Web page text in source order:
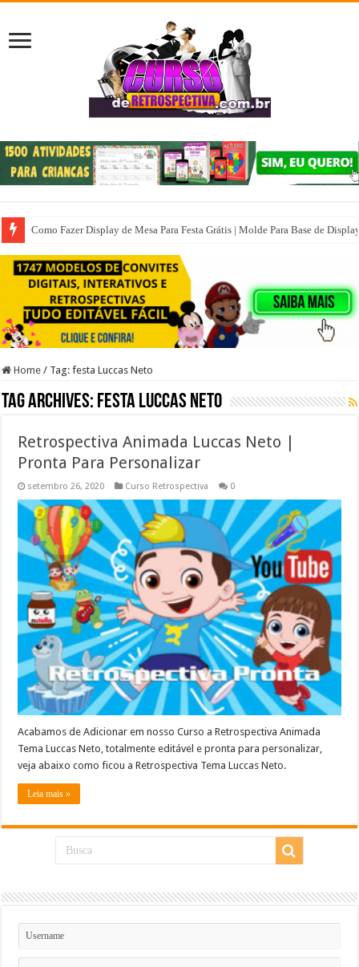
Como Fazer Display de Mesa Para Festa Grátis | Molde Para Base de
Home / Tag:festa Luccas Neto
Tag Archives: festa Luccas Neto
Retrospectiva Animada Luccas Neto |
Pronta Para Personalizar
setembro 26, 2020 Curso Retrospectiva 0
Acabamos de Adicionar em nosso Curso a Retrospectiva Animada
Tema Luccas Neto, totalmente editável e pronta para personalizar,
veja abaixo como ficou a Retrospectiva Tema Luccas Neto.
Leia mais »